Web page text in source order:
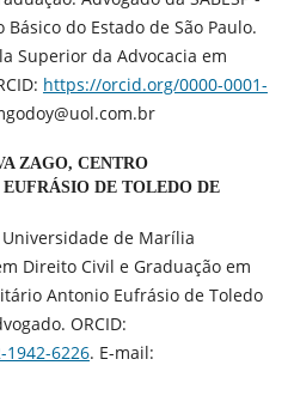
do Estado de São Paulo.
Superior da Advocacia em
https://orcid.org/0000-0001-
ZAGO, CENTRO
DE TOLEDO DE
de Marília
Direito Civil e Graduação em
Antonio Eufrásio de Toledo
ORCID:
6226. E-mail: